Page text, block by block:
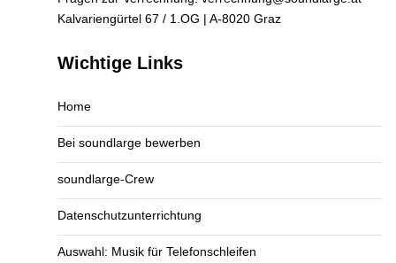
Kalvariengürtel 67 / 1.OG | A-8020 Graz
Wichtige Links
Home
Bei soundlarge bewerben
soundlarge-Crew
Datenschutzunterrichtung
Auswahl: Musik für Telefonschleifen